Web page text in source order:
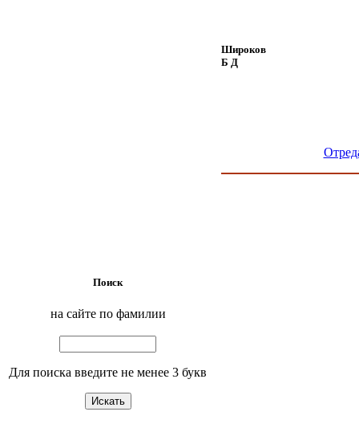
Широков
Б Д
Поиск
на сайте по фамилии
Для поиска введите не менее 3 букв